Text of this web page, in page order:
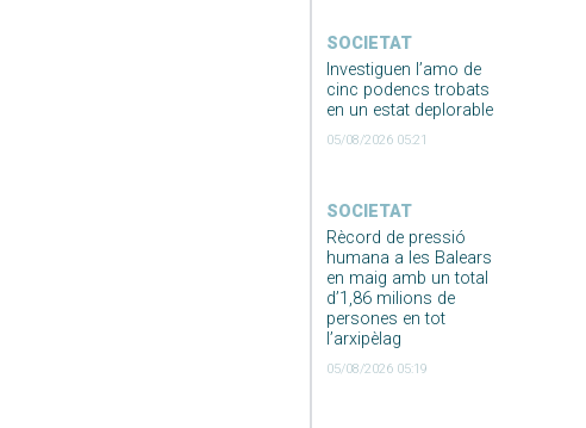
SOCIETAT
Investiguen l’amo de
cinc podencs trobats
en un estat deplorable
05/08/2026 05:21
SOCIETAT
Rècord de pressió
humana a les Balears
en maig amb un total
d’1,86 milions de
persones en tot
l’arxipèlag
05/08/2026 05:19